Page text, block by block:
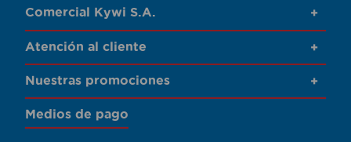
Comercial Kywi S.A. +
Atención al cliente +
Nuestras promociones +
Medios de pago